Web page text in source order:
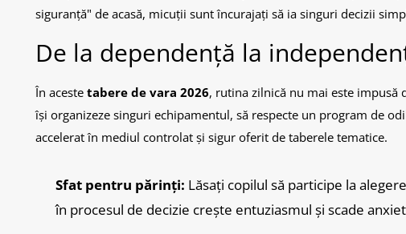
siguranță" de acasă, micuții sunt încurajați să ia singuri decizii
De la dependență la
În aceste tabere de vara 2026, rutina zilnică nu mai este impusă
își organizeze singuri echipamentul, să respecte un program de
accelerat în mediul controlat și sigur oferit de taberele tematice.
Sfat pentru părinți: Lăsați copilul să participe la
în procesul de decizie crește entuziasmul și scade